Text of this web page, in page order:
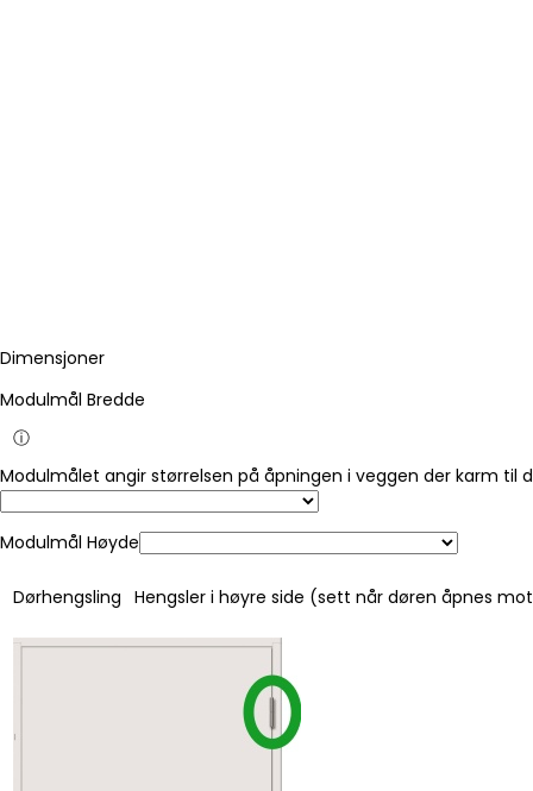
Dimensjoner
Modulmål Bredde
ⓘ
Modulmålet angir størrelsen på åpningen i veggen der karm til
Modulmål Høyde
Dørhengsling Hengsler i høyre side (sett når døren åpnes